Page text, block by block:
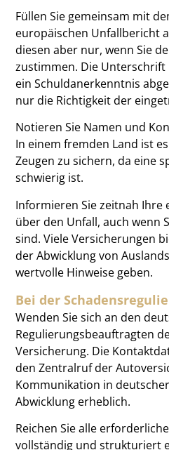
Füllen Sie gemeinsam mit
europäischen Unfallbericht
diesen aber nur, wenn Sie
zustimmen. Die Unterschrift
ein Schuldanerkenntnis
nur die Richtigkeit der
Notieren Sie Namen und
In einem fremden Land ist
Zeugen zu sichern, da eine
schwierig ist.
Informieren Sie zeitnah Ihre
über den Unfall, auch wenn
sind. Viele Versicherungen
der Abwicklung von
wertvolle Hinweise geben.
Bei der
Wenden Sie sich an den
Regulierungsbeauftragten
Versicherung. Die
den Zentralruf der
Kommunikation in
Abwicklung erheblich.
Reichen Sie alle
vollständig und strukturiert